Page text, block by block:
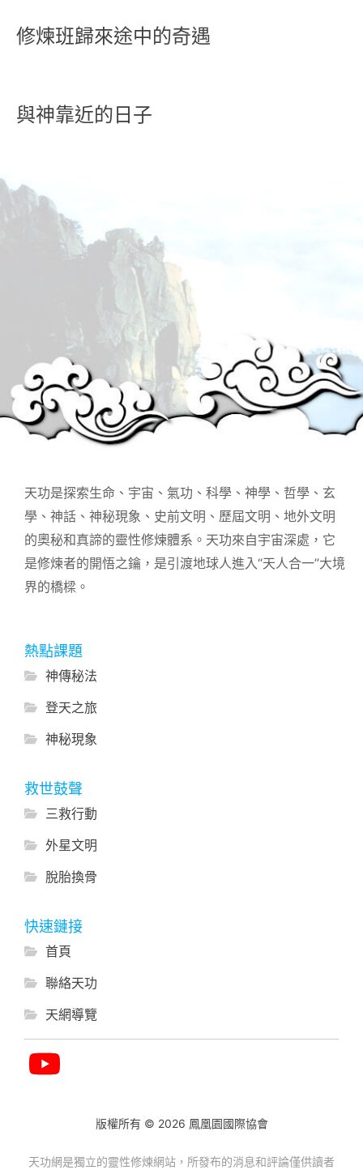
修煉班歸來途中的奇遇
與神靠近的日子
天功是探索生命、宇宙、氣功、科學、神學、哲學、玄
學、神話、神秘現象、史前文明、歷屆文明、地外文明
的奧秘和真諦的靈性修煉體系。天功來自宇宙深處，它
是修煉者的開悟之鑰，是引渡地球人進入“天人合一”大境
界的橋樑。
熱點課題
神傳秘法
登天之旅
神秘現象
救世鼓聲
三救行動
外星文明
脫胎換骨
快速鏈接
首頁
聯絡天功
天網導覽
版權所有 © 2026 鳳凰園國際協會
天功網是獨立的靈性修煉網站，所發布的消息和評論僅供讀者